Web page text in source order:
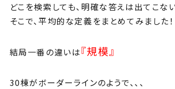
どこを検索しても、明確な答えは出てこな
そこで、平均的な定義をまとめてみました！
結局一番の違いは『規模』
30棟がボーダーラインのようで、、、